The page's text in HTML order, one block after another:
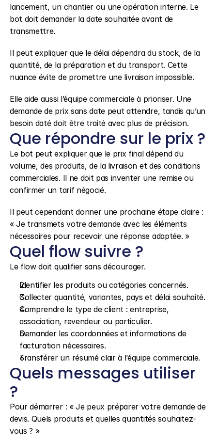
lancement, un chantier ou une opération interne. Le
bot doit demander la date souhaitée avant de
transmettre.
Il peut expliquer que le délai dépendra du stock, de la
quantité, de la préparation et du transport. Cette
nuance évite de promettre une livraison impossible.
Elle aide aussi l’équipe commerciale à prioriser. Une
demande de prix sans date peut attendre, tandis qu’un
besoin daté doit être traité avec plus de précision.
Que répondre sur le prix ?
Le bot peut expliquer que le prix final dépend du
volume, des produits, de la livraison et des conditions
commerciales. Il ne doit pas inventer une remise ou
confirmer un tarif négocié.
Il peut cependant donner une prochaine étape claire :
« Je transmets votre demande avec les éléments
nécessaires pour recevoir une réponse adaptée. »
Quel flow suivre ?
Le flow doit qualifier sans décourager.
Identifier les produits ou catégories concernés.
Collecter quantité, variantes, pays et délai souhaité.
Comprendre le type de client : entreprise,
association, revendeur ou particulier.
Demander les coordonnées et informations de
facturation nécessaires.
Transférer un résumé clair à l’équipe commerciale.
Quels messages utiliser
?
Pour démarrer : « Je peux préparer votre demande de
devis. Quels produits et quelles quantités souhaitez-
vous ? »